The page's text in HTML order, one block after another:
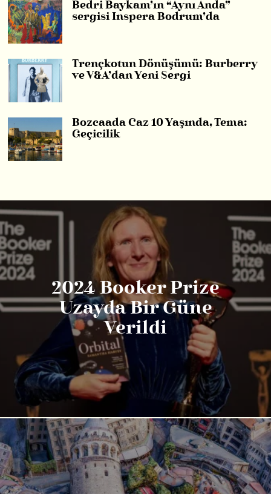
Bedri Baykam’ın “Aynı Anda”
sergisi Inspera Bodrum’da
Trençkotun Dönüşümü: Burberry
ve V&A’dan Yeni Sergi
Bozcaada Caz 10 Yaşında, Tema:
Geçicilik
2024 Booker Prize
Uzayda Bir Güne
Verildi